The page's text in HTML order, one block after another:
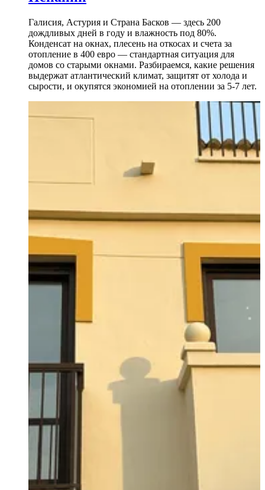
Галисия, Астурия и Страна Басков — здесь 200
дождливых дней в году и влажность под 80%.
Конденсат на окнах, плесень на откосах и счета за
отопление в 400 евро — стандартная ситуация для
домов со старыми окнами. Разбираемся, какие решения
выдержат атлантический климат, защитят от холода и
сырости, и окупятся экономией на отоплении за 5-7 лет.